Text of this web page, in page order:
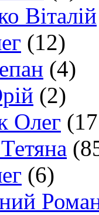
Віталій
(12)
(4)
(2)
Олег
(6)